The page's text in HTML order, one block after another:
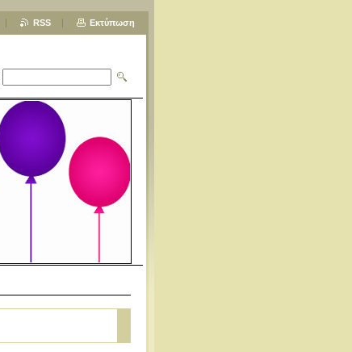
RSS Εκτύπωση